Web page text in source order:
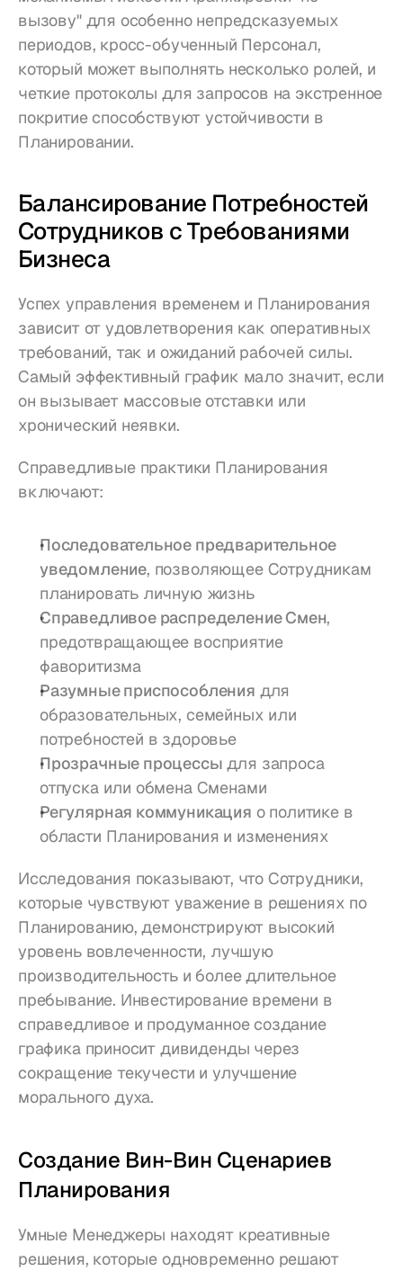
вызову" для особенно непредсказуемых
периодов, кросс-обученный Персонал,
который может выполнять несколько ролей, и
четкие протоколы для запросов на экстренное
покритие способствуют устойчивости в
Планировании.
Балансирование Потребностей
Сотрудников с Требованиями
Бизнеса
Успех управления временем и Планирования
зависит от удовлетворения как оперативных
требований, так и ожиданий рабочей силы.
Самый эффективный график мало значит, если
он вызывает массовые отставки или
хронический неявки.
Справедливые практики Планирования
включают:
Последовательное предварительное
уведомление, позволяющее Сотрудникам
планировать личную жизнь
Справедливое распределение Смен,
предотвращающее восприятие
фаворитизма
Разумные приспособления для
образовательных, семейных или
потребностей в здоровье
Прозрачные процессы для запроса
отпуска или обмена Сменами
Регулярная коммуникация о политике в
области Планирования и изменениях
Исследования показывают, что Сотрудники,
которые чувствуют уважение в решениях по
Планированию, демонстрируют высокий
уровень вовлеченности, лучшую
производительность и более длительное
пребывание. Инвестирование времени в
справедливое и продуманное создание
графика приносит дивиденды через
сокращение текучести и улучшение
морального духа.
Создание Вин-Вин Сценариев
Планирования
Умные Менеджеры находят креативные
решения, которые одновременно решают